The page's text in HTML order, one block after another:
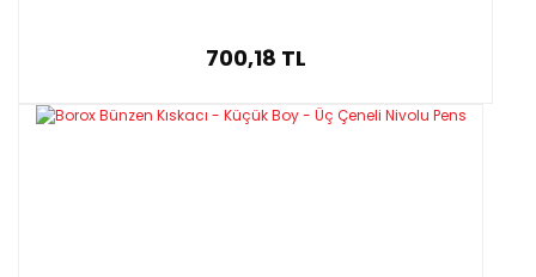
700,18 TL